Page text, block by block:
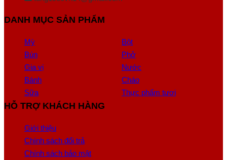
DANH MỤC SẢN PHẨM
Mỳ
Bột
Bún
Phở
Gia vị
Nước
Bánh
Cháo
Sữa
Thực phẩm tươi
HỖ TRỢ KHÁCH HÀNG
Giới thiệu
Chính sách đổi trả
Chính sách bảo mật